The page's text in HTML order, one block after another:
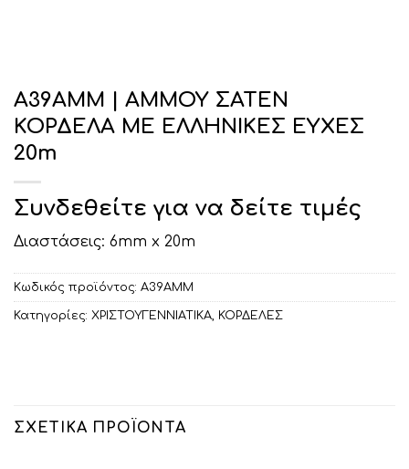
Α39ΑΜΜ | ΑΜΜΟΥ ΣΑΤΕΝ
ΚΟΡΔΕΛΑ ΜΕ ΕΛΛΗΝΙΚΕΣ ΕΥΧΕΣ
20m
Συνδεθείτε για να δείτε τιμές
Διαστάσεις: 6mm x 20m
Κωδικός προϊόντος: Α39ΑΜΜ
Κατηγορίες: ΧΡΙΣΤΟΥΓΕΝΝΙΑΤΙΚΑ, ΚΟΡΔΕΛΕΣ
ΣΧΕΤΙΚΆ ΠΡΟΪΌΝΤΑ